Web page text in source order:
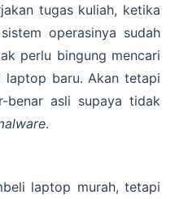
tugas kuliah, ketika
operasinya sudah
perlu bingung mencari
laptop baru. Akan tetapi
benar asli supaya tidak
.
laptop murah, tetapi